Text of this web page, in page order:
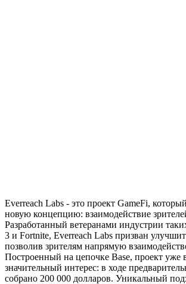
Everreach Labs - это проект GameFi,
новую концепцию: взаимодействие
Разработанный ветеранами индустрии
3 и Fortnite, Everreach Labs призван
позволив зрителям напрямую
Построенный на цепочке Base, проект уже
значительный интерес: в ходе
собрано 200 000 долларов. Уникальный